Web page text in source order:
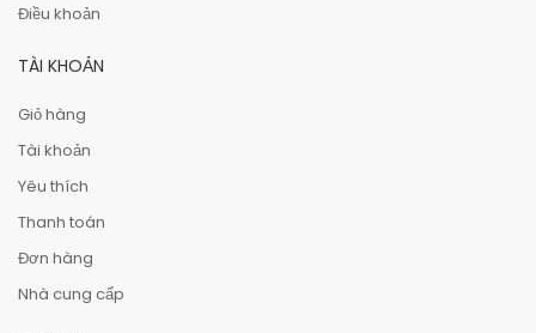
Điều khoản
TÀI KHOẢN
Giỏ hàng
Tài khoản
Yêu thích
Thanh toán
Đơn hàng
Nhà cung cấp